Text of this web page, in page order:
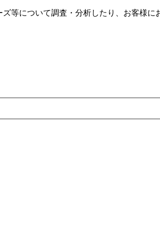
等について調査・分析したり、お客様